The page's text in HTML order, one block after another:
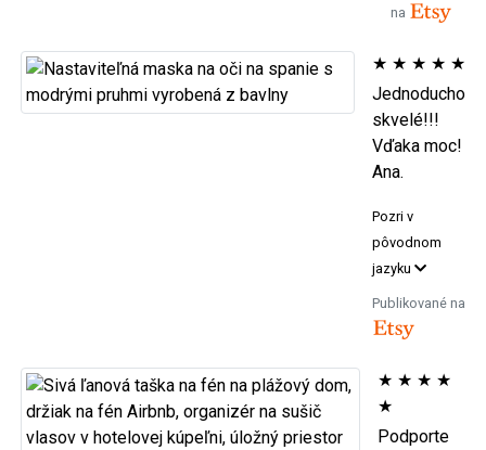
na
★ ★ ★ ★ ★
Jednoducho
skvelé!!!
Vďaka moc!
Ana.
Pozri v
pôvodnom
jazyku
Publikované na
★ ★ ★ ★
★
Podporte